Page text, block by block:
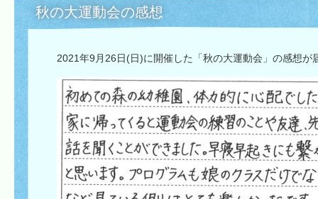
秋の大運動会の感想
2021年9月26日(日)に開催した「秋の大運動会」の感想が